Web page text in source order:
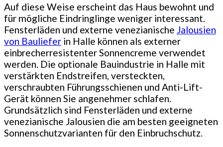
Auf diese Weise erscheint das Haus bewohnt und
für mögliche Eindringlinge weniger interessant.
Fensterläden und externe venezianische Jalousien
von Bauliefer in Halle können als externer
einbrecherresistenter Sonnencreme verwendet
werden. Die optionale Bauindustrie in Halle mit
verstärkten Endstreifen, versteckten,
verschraubten Führungsschienen und Anti-Lift-
Gerät können Sie angenehmer schlafen.
Grundsätzlich sind Fensterläden und externe
venezianische Jalousien die am besten geeigneten
Sonnenschutzvarianten für den Einbruchschutz.